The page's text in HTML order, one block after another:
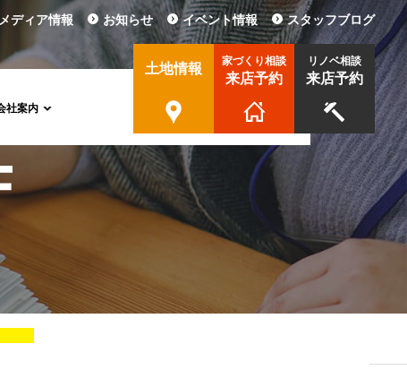
社案内
土地情報 家づくり相談
来店予約
リノベ相談
来店予約
メディア情報 お知らせ イベント情報 スタッフブログ